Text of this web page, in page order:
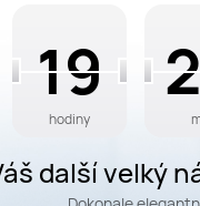
19
20
19
20
hodiny
další velký